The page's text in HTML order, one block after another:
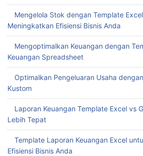
Mengelola Stok dengan Template
Meningkatkan Efisiensi Bisnis Anda
Mengoptimalkan Keuangan dengan
Keuangan Spreadsheet
Optimalkan Pengeluaran Usaha
Kustom
Laporan Keuangan Template Excel vs
Lebih Tepat
Template Laporan Keuangan Excel
Efisiensi Bisnis Anda